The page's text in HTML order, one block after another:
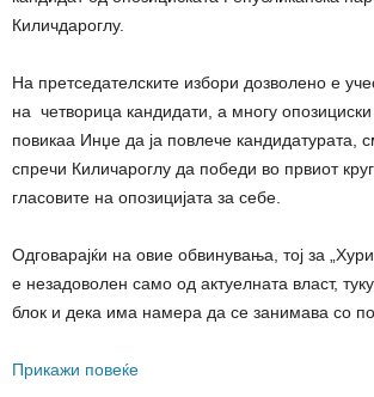
Киличдароглу.
На претседателските избори дозволено е
на четворица кандидати, а многу опозициски
повикаа Инџе да ја повлече кандидатурата,
спречи Киличароглу да победи во првиот
гласовите на опозицијата за себе.
Одговарајќи на овие обвинувања, тој за
е незадоволен само од актуелната власт,
блок и дека има намера да се занимава со
Прикажи повеќе